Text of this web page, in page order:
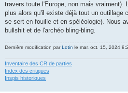
travers toute l'Europe, non mais vraiment).
plus alors qu'il existe déjà tout un outillage
se sert en fouille et en spéléologie). Nous
bullshit et de l'archéo bling-bling.
Dernière modification parLotin le mar. oct. 15, 2024
Inventaire des CR de parties
Index des critiques
Inspis historiques